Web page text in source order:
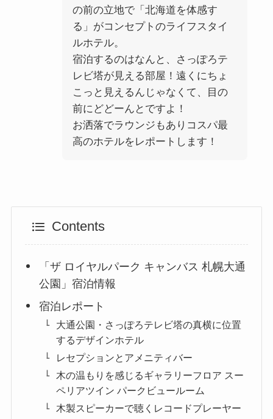
の前の立地で「北海道を体感す
る」がコンセプトのライフスタイ
ルホテル。
宿泊するのはなんと、さっぽろテ
レビ塔が見える部屋！遠くにちょ
こっと見えるんじゃなくて、目の
前にどどーんとですよ！
お洒落でラウンジもありコスパ最
高のホテルをレポートします！
Contents
「ザ ロイヤルパーク キャンバス 札幌大通
公園」宿泊情報
宿泊レポート
大通公園・さっぽろテレビ塔の真横に位置
するデザインホテル
レセプションとアメニティバー
木の温もりを感じるギャラリーフロア スー
ペリアツイン パークビュールーム
木製スピーカーで聴くレコードプレーヤー